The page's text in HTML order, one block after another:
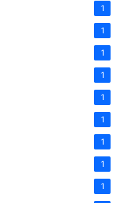
1
1
1
1
1
1
1
1
1